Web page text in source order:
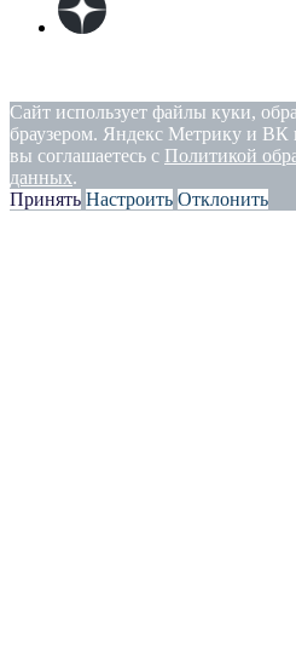
Сайт использует файлы куки,
браузером. Яндекс Метрику и ВК
вы соглашаетесь с Политикой
данных.
Принять Настроить Отклонить